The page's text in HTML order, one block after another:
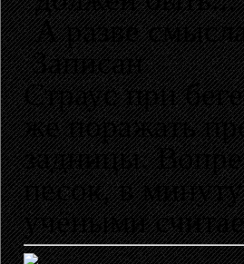
А разве
Записан
Страус при
же поражать
задницы.
песок, в
учёными